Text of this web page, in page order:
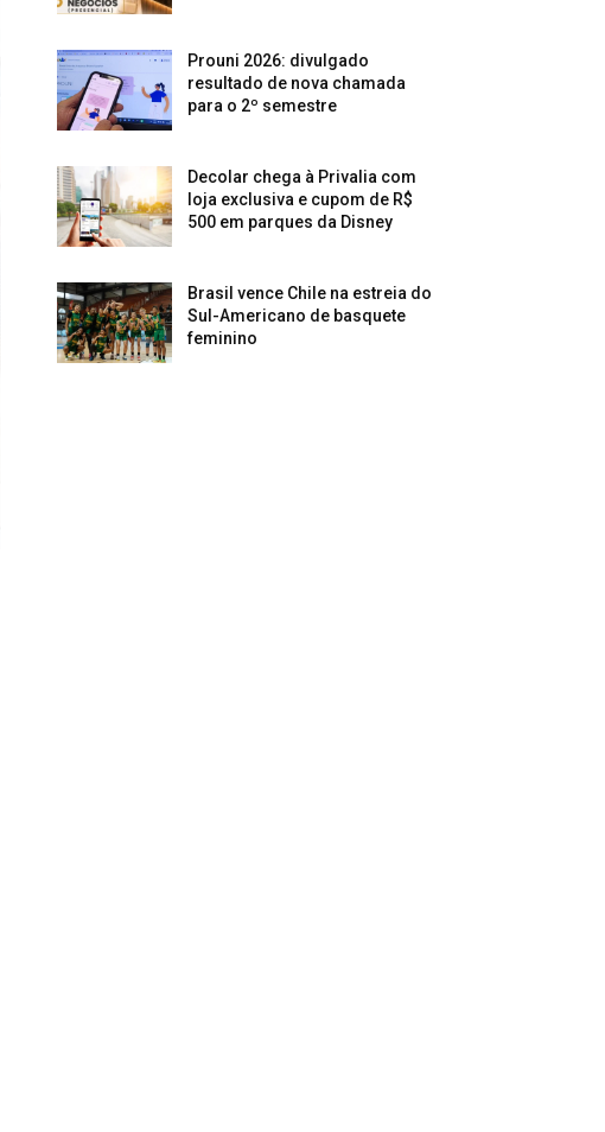
Prouni 2026: divulgado
resultado de nova chamada
para o 2º semestre
Decolar chega à Privalia com
loja exclusiva e cupom de R$
500 em parques da Disney
Brasil vence Chile na estreia do
Sul-Americano de basquete
feminino